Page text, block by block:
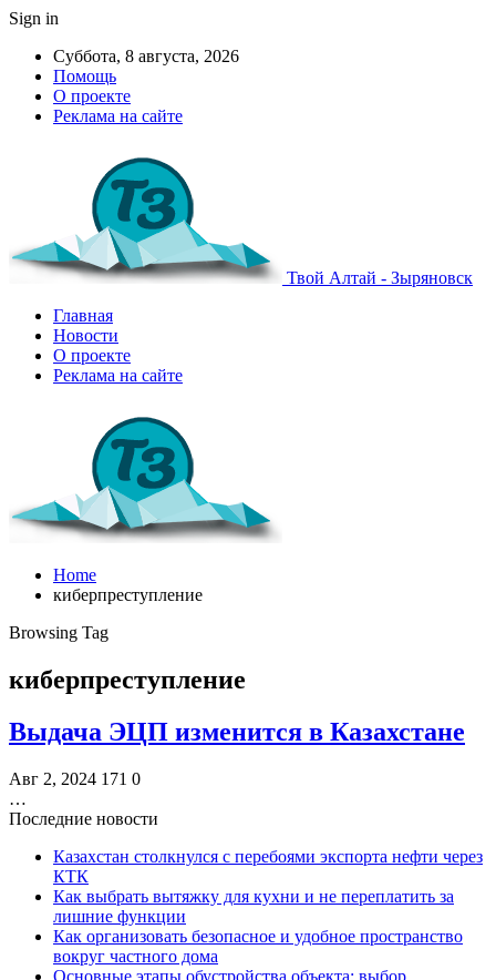
Sign in
Суббота, 8 августа, 2026
Помощь
О проекте
Реклама на сайте
Твой Алтай - Зыряновск
Главная
Новости
О проекте
Реклама на сайте
Home
киберпреступление
Browsing Tag
киберпреступление
Выдача ЭЦП изменится в Казахстане
Авг 2, 2024 171 0
…
Последние новости
Казахстан столкнулся с перебоями экспорта нефти через
КТК
Как выбрать вытяжку для кухни и не переплатить за
лишние функции
Как организовать безопасное и удобное пространство
вокруг частного дома
Основные этапы обустройства объекта: выбор